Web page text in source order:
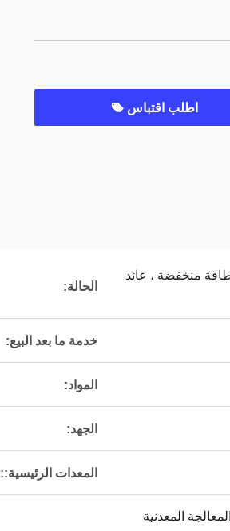
اطلب اقتباس
منخفضة ، عائد
الحالة:
خدمة ما بعد البيع:
المواد:
الجهد:
المعدات الرئيسية::
المعدنية